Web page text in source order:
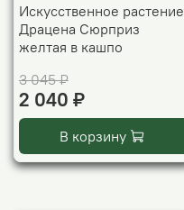
Искусственное растение
Драцена Сюрприз
желтая в кашпо
3 045 ₽
2 040 ₽
В корзину